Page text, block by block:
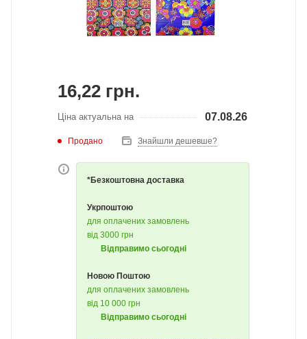
16,22 грн.
Ціна актуальна на 07.08.26
Продано Знайшли дешевше?
*Безкоштовна доставка
Укрпоштою
для оплачених замовлень
від 3000 грн
Відправимо сьогодні
Новою Поштою
для оплачених замовлень
від 10 000 грн
Відправимо сьогодні